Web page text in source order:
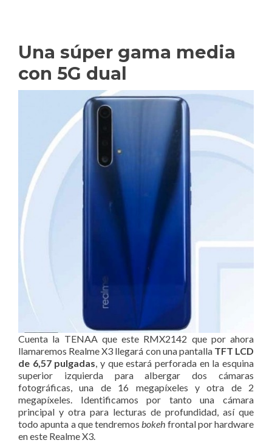
Una súper gama media
con 5G dual
Cuenta la TENAA que este RMX2142 que por ahora
llamaremos Realme X3 llegará con una pantalla TFT LCD
de 6,57 pulgadas, y que estará perforada en la esquina
superior izquierda para albergar dos cámaras
fotográficas, una de 16 megapíxeles y otra de 2
megapíxeles. Identificamos por tanto una cámara
principal y otra para lecturas de profundidad, así que
todo apunta a que tendremosbokeh frontal por hardware
en este Realme X3.